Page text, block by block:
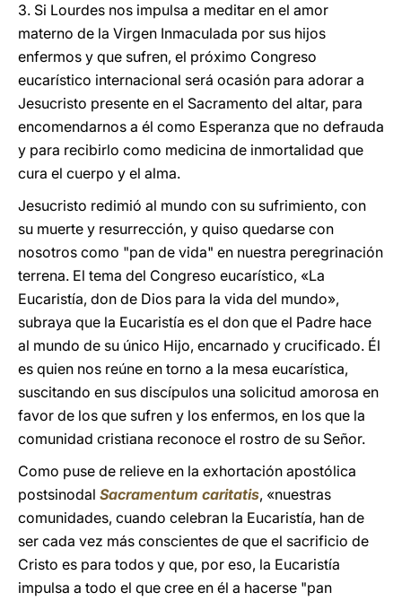
3. Si Lourdes nos impulsa a meditar en el amor
materno de la Virgen Inmaculada por sus hijos
enfermos y que sufren, el próximo Congreso
eucarístico internacional será ocasión para adorar a
Jesucristo presente en el Sacramento del altar, para
encomendarnos a él como Esperanza que no defrauda
y para recibirlo como medicina de inmortalidad que
cura el cuerpo y el alma.
Jesucristo redimió al mundo con su sufrimiento, con
su muerte y resurrección, y quiso quedarse con
nosotros como "pan de vida" en nuestra peregrinación
terrena. El tema del Congreso eucarístico, «La
Eucaristía, don de Dios para la vida del mundo»,
subraya que la Eucaristía es el don que el Padre hace
al mundo de su único Hijo, encarnado y crucificado. Él
es quien nos reúne en torno a la mesa eucarística,
suscitando en sus discípulos una solicitud amorosa en
favor de los que sufren y los enfermos, en los que la
comunidad cristiana reconoce el rostro de su Señor.
Como puse de relieve en la exhortación apostólica
postsinodal Sacramentum caritatis, «nuestras
comunidades, cuando celebran la Eucaristía, han de
ser cada vez más conscientes de que el sacrificio de
Cristo es para todos y que, por eso, la Eucaristía
impulsa a todo el que cree en él a hacerse "pan